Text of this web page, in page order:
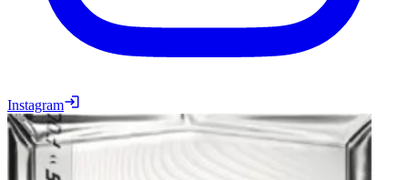
Instagram